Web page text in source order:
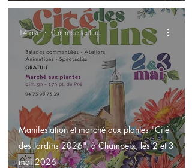
Manifestation et marché aux plantes "Cité
des Jardins 2026", à Champeix, les 2 et 3
mai 2026
14 avr. 0 min de lecture